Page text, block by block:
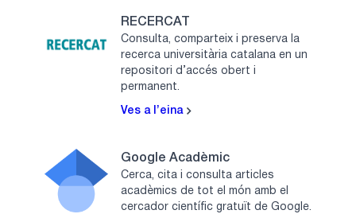
RECERCAT
Consulta, comparteix i preserva la
recerca universitària catalana en un
repositori d’accés obert i
permanent.
Ves a l’eina
Google Acadèmic
Cerca, cita i consulta articles
acadèmics de tot el món amb el
cercador científic gratuït de Google.